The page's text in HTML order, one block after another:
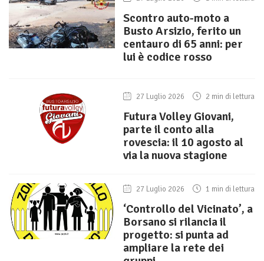
Scontro auto-moto a
Busto Arsizio, ferito un
centauro di 65 anni: per
lui è codice rosso
27 Luglio 2026 2 min di lettura
Futura Volley Giovani,
parte il conto alla
rovescia: il 10 agosto al
via la nuova stagione
27 Luglio 2026 1 min di lettura
‘Controllo del Vicinato’, a
Borsano si rilancia il
progetto: si punta ad
ampliare la rete dei